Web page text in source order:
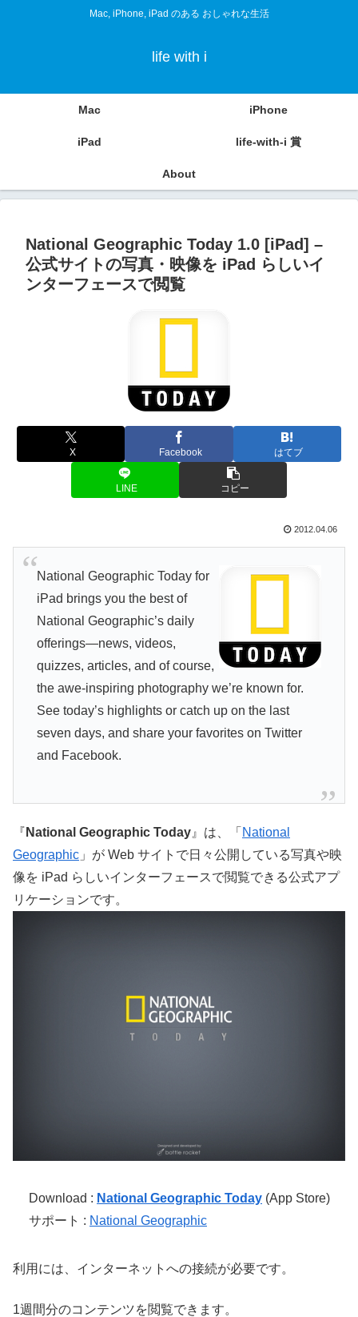
Mac, iPhone, iPad のある おしゃれな生活
life with i
Mac iPhone
iPad life-with-i 賞
About
National Geographic Today 1.0 [iPad] –
公式サイトの写真・映像を iPad らしいイ
ンターフェースで閲覧
X Facebook はてブ
LINE コピー
2012.04.06
National Geographic Today for
iPad brings you the best of
National Geographic’s daily
offerings—news, videos,
quizzes, articles, and of course,
the awe-inspiring photography we’re known for.
See today’s highlights or catch up on the last
seven days, and share your favorites on Twitter
and Facebook.
『 National Geographic Today 』は、「 National
Geographic 」が Web サイトで日々公開している写真や映
像を iPad らしいインターフェースで閲覧できる公式アプ
リケーションです。
Download : National Geographic Today (App Store)
サポート : National Geographic
利用には、インターネットへの接続が必要です。
1週間分のコンテンツを閲覧できます。